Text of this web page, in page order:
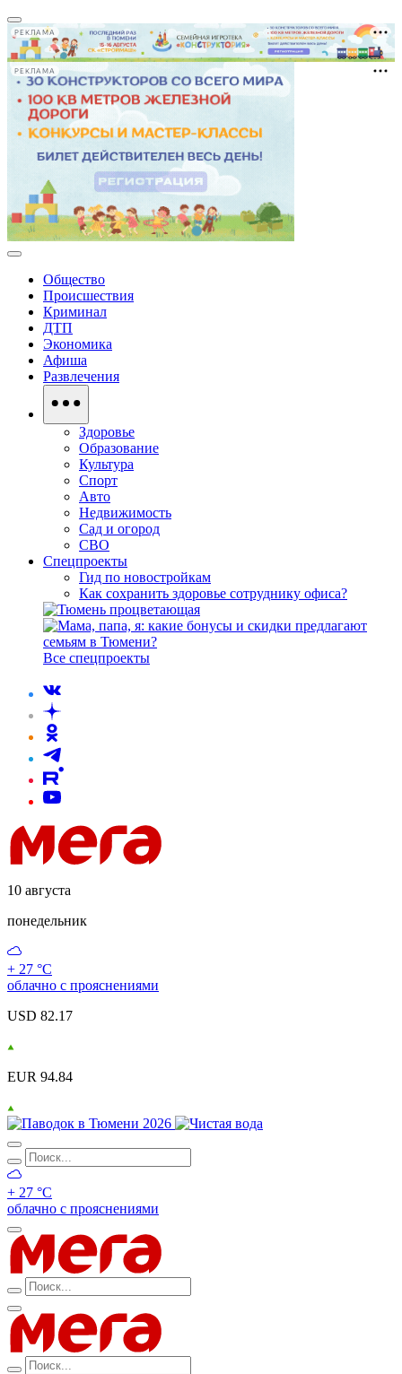
РЕКЛАМА
РЕКЛАМА
Общество
Происшествия
Криминал
ДТП
Экономика
Афиша
Развлечения
Здоровье
Образование
Культура
Спорт
Авто
Недвижимость
Сад и огород
СВО
Спецпроекты
Гид по новостройкам
Как сохранить здоровье сотруднику офиса?
Все спецпроекты
10 августа
понедельник
+ 27 °С
облачно с прояснениями
USD 82.17
EUR 94.84
+ 27 °С
облачно с прояснениями